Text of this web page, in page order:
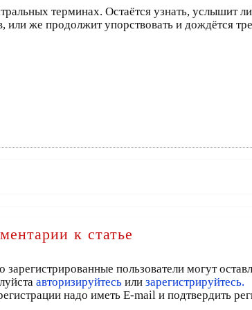
терминах. Остаётся узнать, услышит
или же продолжит упорствовать и дождётся
к статье
зарегистрированные пользователи могут
авторизируйтесь или зарегистрируйтесь.
надо иметь E-mail и подтвердить